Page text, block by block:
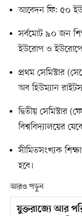
আবেদন ফি: ৫০
সর্বমোট ৯০ জন
ইউরোপ ও ইউরোপের
প্রথম সেমিস্টার
অব হিউম্যান রাইটস
দ্বিতীয় সেমিস্টার
বিশ্ববিদ্যালয়ের
সীমিতসংখ্যক
হবে।
আরও পড়ুন
যুক্তরাজ্যে আর